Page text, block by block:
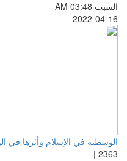
السبت AM 03:48
2022-04-16
الوسطية في الإسلام وأثرها في
2363 |